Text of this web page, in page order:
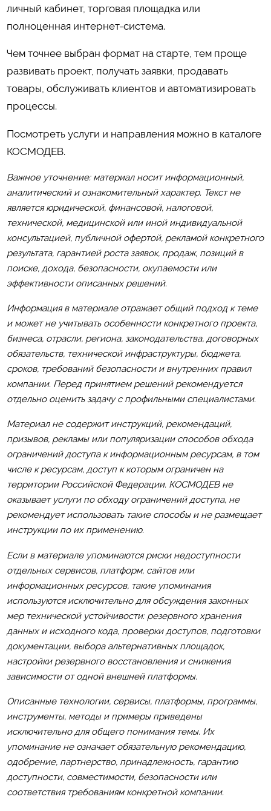
личный кабинет, торговая площадка или
полноценная интернет-система.
Чем точнее выбран формат на старте, тем проще
развивать проект, получать заявки, продавать
товары, обслуживать клиентов и автоматизировать
процессы.
Посмотреть услуги и направления можно в каталоге
КОСМОДЕВ.
Важное уточнение: материал носит информационный,
аналитический и ознакомительный характер. Текст не
является юридической, финансовой, налоговой,
технической, медицинской или иной индивидуальной
консультацией, публичной офертой, рекламой конкретного
результата, гарантией роста заявок, продаж, позиций в
поиске, дохода, безопасности, окупаемости или
эффективности описанных решений.
Информация в материале отражает общий подход к теме
и может не учитывать особенности конкретного проекта,
бизнеса, отрасли, региона, законодательства, договорных
обязательств, технической инфраструктуры, бюджета,
сроков, требований безопасности и внутренних правил
компании. Перед принятием решений рекомендуется
отдельно оценить задачу с профильными специалистами.
Материал не содержит инструкций, рекомендаций,
призывов, рекламы или популяризации способов обхода
ограничений доступа к информационным ресурсам, в том
числе к ресурсам, доступ к которым ограничен на
территории Российской Федерации. КОСМОДЕВ не
оказывает услуги по обходу ограничений доступа, не
рекомендует использовать такие способы и не размещает
инструкции по их применению.
Если в материале упоминаются риски недоступности
отдельных сервисов, платформ, сайтов или
информационных ресурсов, такие упоминания
используются исключительно для обсуждения законных
мер технической устойчивости: резервного хранения
данных и исходного кода, проверки доступов, подготовки
документации, выбора альтернативных площадок,
настройки резервного восстановления и снижения
зависимости от одной внешней платформы.
Описанные технологии, сервисы, платформы, программы,
инструменты, методы и примеры приведены
исключительно для общего понимания темы. Их
упоминание не означает обязательную рекомендацию,
одобрение, партнерство, принадлежность, гарантию
доступности, совместимости, безопасности или
соответствия требованиям конкретной компании.